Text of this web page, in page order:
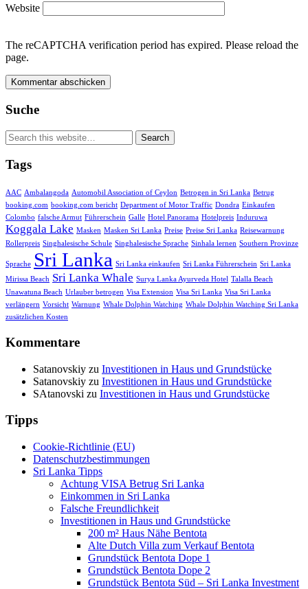
Website
The reCAPTCHA verification period has expired. Please reload the
page.
Suche
Tags
AAC Ambalangoda Automobil Association of Ceylon Betrogen in Sri Lanka Betrug
booking.com booking.com bericht Department of Motor Traffic Dondra Einkaufen
Colombo falsche Armut Führerschein Galle Hotel Panorama Hotelpreis Induruwa
Koggala Lake Masken Masken Sri Lanka Preise Preise Sri Lanka Reisewarnung
Rollerpreis Singhalesische Schule Singhalesische Sprache Sinhala lernen Southern Provinze
Sprache Sri Lanka Sri Lanka einkaufen Sri Lanka Führerschein Sri Lanka
Mirissa Beach Sri Lanka Whale Surya Lanka Ayurveda Hotel Talalla Beach
Unawatuna Beach Urlauber betrogen Visa Extension Visa Sri Lanka Visa Sri Lanka
verlängern Vorsicht Warnung Whale Dolphin Watching Whale Dolphin Watching Sri Lanka
zusätzlichen Kosten
Kommentare
Satanovskiy zu Investitionen in Haus und Grundstücke
Satanovskiy zu Investitionen in Haus und Grundstücke
SAtanovski zu Investitionen in Haus und Grundstücke
Tipps
Cookie-Richtlinie (EU)
Datenschutzbestimmungen
Sri Lanka Tipps
Achtung VISA Betrug Sri Lanka
Einkommen in Sri Lanka
Falsche Freundlichkeit
Investitionen in Haus und Grundstücke
200 m² Haus Nähe Bentota
Alte Dutch Villa zum Verkauf Bentota
Grundstück Bentota Dope 1
Grundstück Bentota Dope 2
Grundstück Bentota Süd – Sri Lanka Investment